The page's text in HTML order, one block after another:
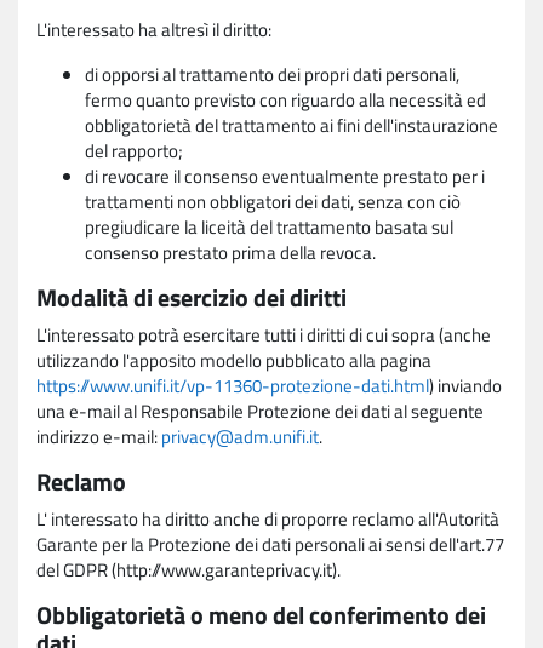
L'interessato ha altresì il diritto:
di opporsi al trattamento dei propri dati personali,
fermo quanto previsto con riguardo alla necessità ed
obbligatorietà del trattamento ai fini dell'instaurazione
del rapporto;
di revocare il consenso eventualmente prestato per i
trattamenti non obbligatori dei dati, senza con ciò
pregiudicare la liceità del trattamento basata sul
consenso prestato prima della revoca.
Modalità di esercizio dei diritti
L'interessato potrà esercitare tutti i diritti di cui sopra (anche
utilizzando l'apposito modello pubblicato alla pagina
https://www.unifi.it/vp-11360-protezione-dati.html) inviando
una e-mail al Responsabile Protezione dei dati al seguente
indirizzo e-mail:privacy@adm.unifi.it.
Reclamo
L' interessato ha diritto anche di proporre reclamo all'Autorità
Garante per la Protezione dei dati personali ai sensi dell'art.77
del GDPR (http://www.garanteprivacy.it).
Obbligatorietà o meno del conferimento dei